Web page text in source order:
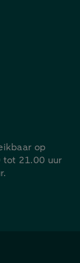
op
tot 21.00 uur